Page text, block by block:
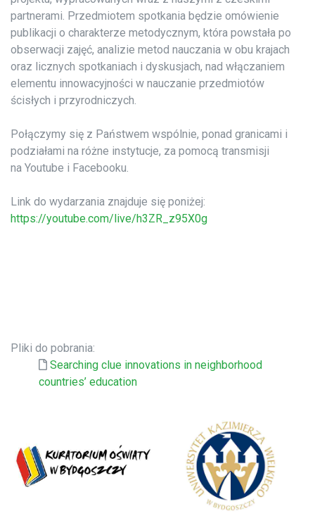
partnerami. Przedmiotem spotkania będzie omówienie
publikacji o charakterze metodycznym, która powstała po
obserwacji zajęć, analizie metod nauczania w obu krajach
oraz licznych spotkaniach i dyskusjach, nad włączaniem
elementu innowacyjności w nauczanie przedmiotów
ścisłych i przyrodniczych.
Połączymy się z Państwem wspólnie, ponad granicami i
podziałami na różne instytucje, za pomocą transmisji
na Youtube i Facebooku.
Link do wydarzania znajduje się poniżej:
https://youtube.com/live/h3ZR_z95X0g
Pliki do pobrania:
Searching clue innovations in neighborhood
countries’ education